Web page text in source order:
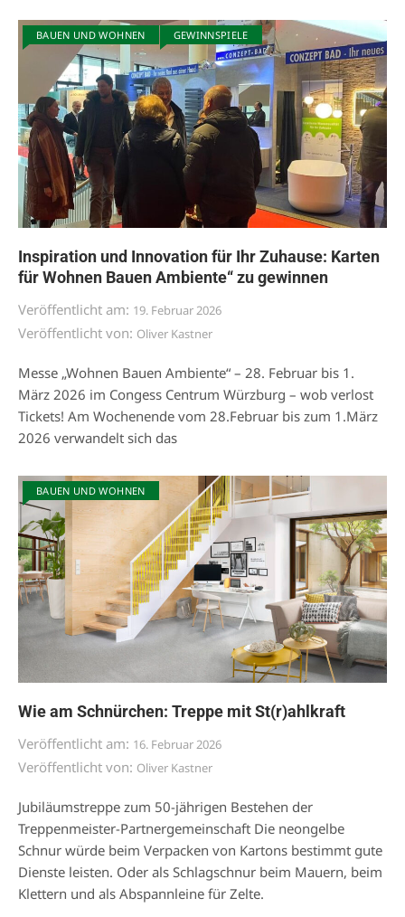
BAUEN UND WOHNEN GEWINNSPIELE
Inspiration und Innovation für Ihr Zuhause: Karten
für Wohnen Bauen Ambiente“ zu gewinnen
Veröffentlicht am: 19. Februar 2026
Veröffentlicht von: Oliver Kastner
Messe „Wohnen Bauen Ambiente“ – 28. Februar bis 1.
März 2026 im Congess Centrum Würzburg – wob verlost
Tickets! Am Wochenende vom 28.Februar bis zum 1.März
2026 verwandelt sich das
BAUEN UND WOHNEN
Wie am Schnürchen: Treppe mit St(r)ahlkraft
Veröffentlicht am: 16. Februar 2026
Veröffentlicht von: Oliver Kastner
Jubiläumstreppe zum 50-jährigen Bestehen der
Treppenmeister-Partnergemeinschaft Die neongelbe
Schnur würde beim Verpacken von Kartons bestimmt gute
Dienste leisten. Oder als Schlagschnur beim Mauern, beim
Klettern und als Abspannleine für Zelte.